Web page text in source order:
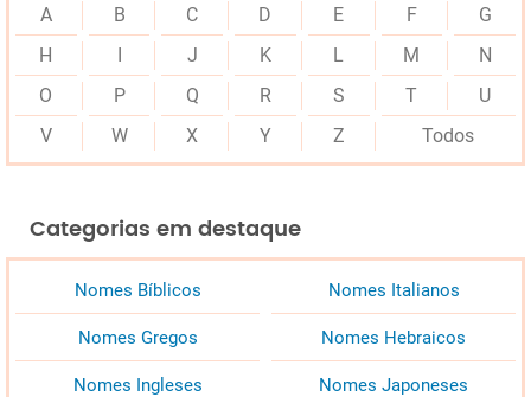
A B C D E F
G
H
J K L M
N
O
P Q R S T
U
V
W X Y Z Todos
Categorias em destaque
Nomes Bíblicos Nomes Italianos
Nomes Gregos Nomes Hebraicos
Nomes Ingleses Nomes Japoneses